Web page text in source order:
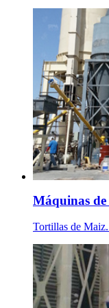
Máquinas
Tortillas de